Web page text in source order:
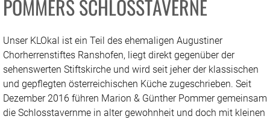
POMMERS SCHLOSSTAVERNE
Unser KLOkal ist ein Teil des ehemaligen Augustiner
Chorherrenstiftes Ranshofen, liegt direkt gegenüber der
sehenswerten Stiftskirche und wird seit jeher der klassischen
und gepflegten österreichischen Küche zugeschrieben. Seit
Dezember 2016 führen Marion & Günther Pommer gemeinsam
die Schlosstavernme in alter gewohnheit und doch mit kleinen